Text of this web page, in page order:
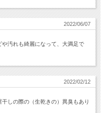
2022/06/07
汚れも綺麗になって、大満足で
2022/02/12
しの際の（生乾きの）異臭もあり